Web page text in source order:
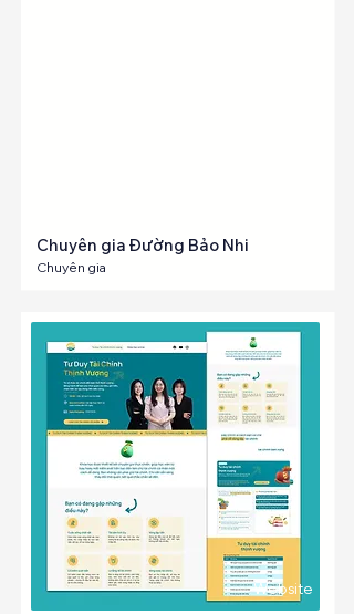
Chuyên gia Đường Bảo Nhi
Chuyên gia
Website